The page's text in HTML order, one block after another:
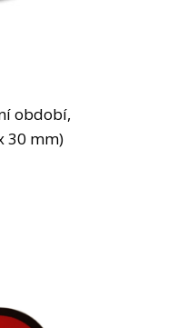
období,
30 mm)